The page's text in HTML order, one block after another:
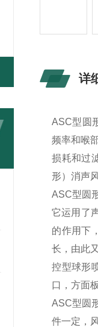
详
ASC型圆
频率和喉
损耗和过
形）消声
ASC型圆
它运用了
的作用下
长，由此
控型球形
口，方面
ASC型圆
件一定，